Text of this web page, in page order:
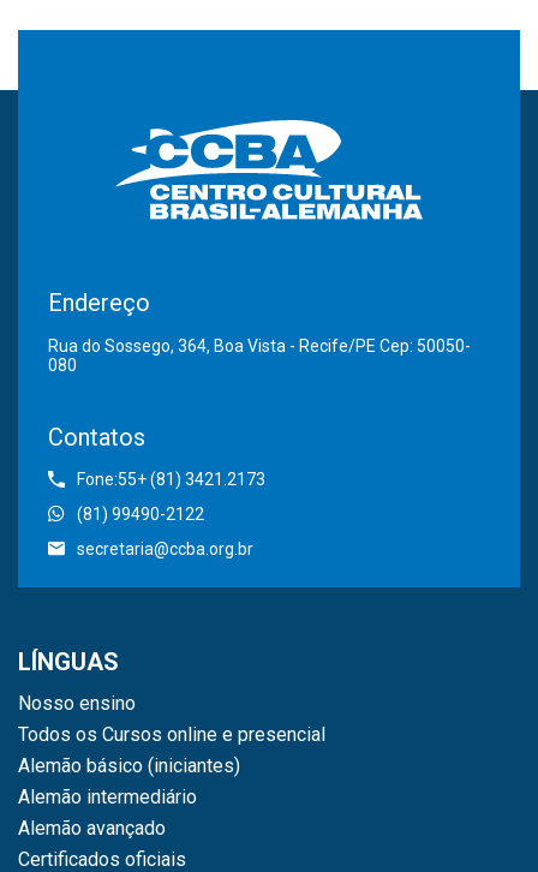
Endereço
Rua do Sossego, 364, Boa Vista - Recife/PE Cep: 50050-
080
Contatos
Fone:55+ (81) 3421.2173
(81) 99490-2122
secretaria@ccba.org.br
LÍNGUAS
Nosso ensino
Todos os Cursos online e presencial
Alemão básico (iniciantes)
Alemão intermediário
Alemão avançado
Certificados oficiais